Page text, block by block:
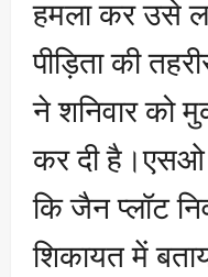
हमला कर उसे
पीड़िता की
ने शनिवार को
कर दी है।एसओ
कि जैन प्लॉट
शिकायत में